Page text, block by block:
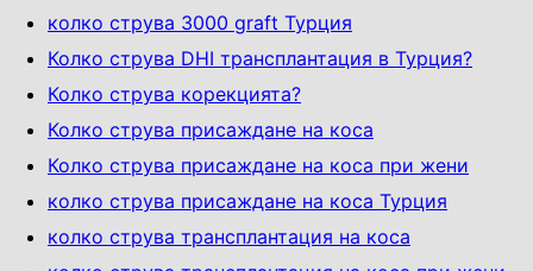
колко струва 3000 graft Турция
Колко струва DHI трансплантация в Турция?
Колко струва корекцията?
Колко струва присаждане на коса
Колко струва присаждане на коса при жени
колко струва присаждане на коса Турция
колко струва трансплантация на коса